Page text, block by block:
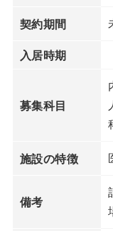
契約期間
入居時期
募集科目
施設の特徴
備考